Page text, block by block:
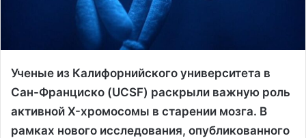
Ученые из Калифорнийского университета в
Сан-Франциско (UCSF) раскрыли важную роль
активной X-хромосомы в старении мозга. В
рамках нового исследования, опубликованного